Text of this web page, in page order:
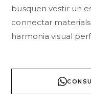
busquen vestir un
connectar
harmonia visual